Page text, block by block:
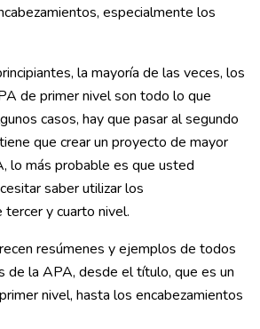
especialmente los
la mayoría de las veces, los
de primer nivel son todo lo que
casos, hay que pasar al segundo
que crear un proyecto de mayor
lo más probable es que usted
saber utilizar los
y cuarto nivel.
resúmenes y ejemplos de todos
de la APA, desde el título, que es un
nivel, hasta los encabezamientos